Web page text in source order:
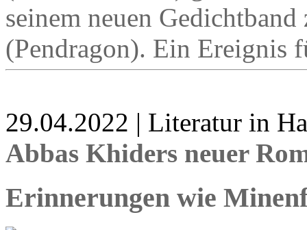
seinem neuen
(Pendragon). Ein Ereignis
29.04.2022 | Literatur in
Abbas Khiders neuer
Erinnerungen wie